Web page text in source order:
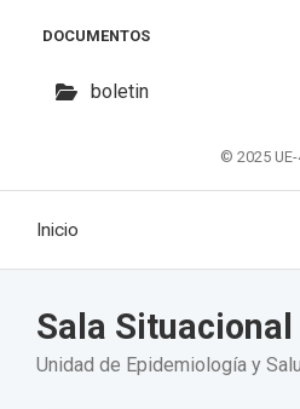
DOCUMENTOS
boletin
© 2025
Inicio
Sala
Unidad de Epidemiología y